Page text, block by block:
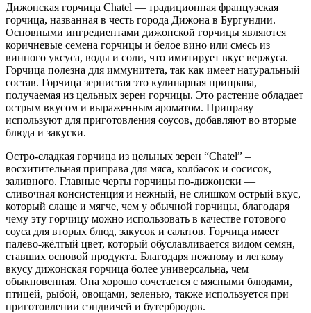
Дижонская горчица Chatel — традиционная французская
горчица, названная в честь города Дижона в Бургундии.
Основными ингредиентами дижонской горчицы являются
коричневые семена горчицы и белое вино или смесь из
винного уксуса, воды и соли, что имитирует вкус вержуса.
Горчица полезна для иммунитета, так как имеет натуральный
состав. Горчица зернистая это кулинарная приправа,
получаемая из цельных зерен горчицы. Это растение обладает
острым вкусом и выраженным ароматом. Приправу
используют для приготовления соусов, добавляют во вторые
блюда и закуски.
Остро-сладкая горчица из цельных зерен “Chatel” –
восхитительная приправа для мяса, колбасок и сосисок,
заливного. Главные черты горчицы по-дижонски —
сливочная консистенция и нежный, не слишком острый вкус,
который слаще и мягче, чем у обычной горчицы, благодаря
чему эту горчицу можно использовать в качестве готового
соуса для вторых блюд, закусок и салатов. Горчица имеет
палево-жёлтый цвет, который обуславливается видом семян,
ставших основой продукта. Благодаря нежному и легкому
вкусу дижонская горчица более универсальна, чем
обыкновенная. Она хорошо сочетается с мясными блюдами,
птицей, рыбой, овощами, зеленью, также используется при
приготовлении сэндвичей и бутербродов.